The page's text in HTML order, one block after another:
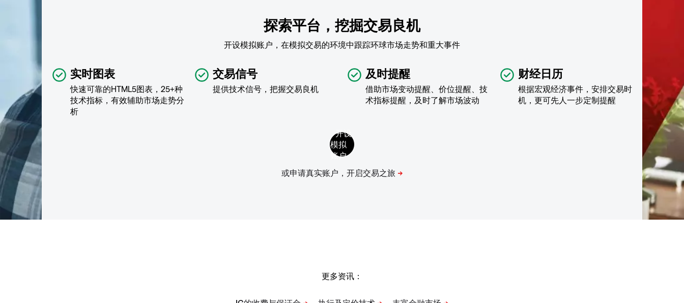
探索平台，挖掘交易良机
开设模拟账户，在模拟交易的环境中跟踪环球市场走势和重大事件
实时图表
快速可靠的HTML5图表，25+种
技术指标，有效辅助市场走势分
析
交易信号
提供技术信号，把握交易良机
及时提醒
借助市场变动提醒、价位提醒、技
术指标提醒，及时了解市场波动
财经日历
根据宏观经济事件，安排交易时
机，更可先人一步定制提醒
更多资讯：